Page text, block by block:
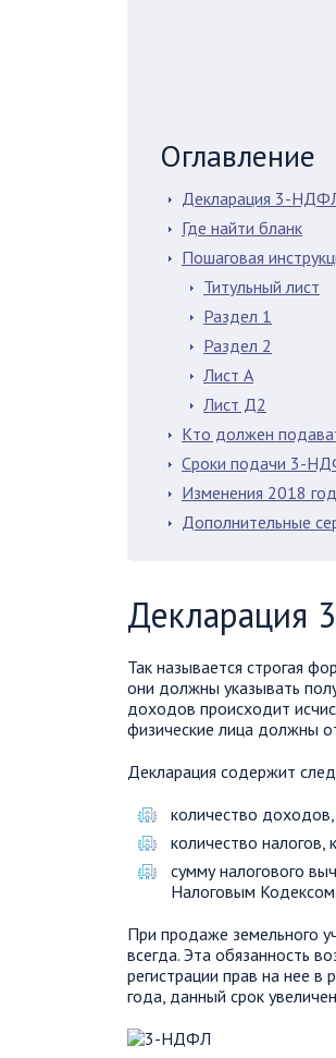
Оглавление
Декларация 3-
Где найти бланк
Пошаговая
Титульный лист
Раздел 1
Раздел 2
Лист А
Лист Д2
Кто должен
Сроки подачи 3-
Изменения 2018
Дополнительные
Декларация
Так называется строгая
они должны указывать
доходов происходит
физические лица должны
Декларация содержит
количество
количество
сумму налогового
Налоговым Кодексом.
При продаже земельного
всегда. Эта обязанность
регистрации прав на нее
года, данный срок